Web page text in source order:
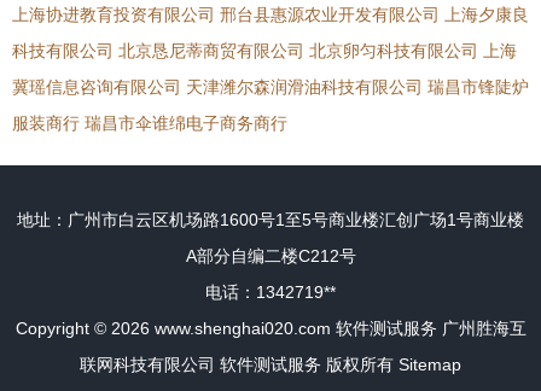
上海协进教育投资有限公司 邢台县惠源农业开发有限公司
上海夕康良
科技有限公司 北京恳尼蒂商贸有限公司 北京卵匀科技有限公司
上海
冀瑶信息咨询有限公司 天津潍尔森润滑油科技有限公司 瑞昌市锋陡炉
服装商行 瑞昌市伞谁绵电子商务商行
地址：广州市白云区机场路1600号1至5号商业楼汇创广场1号商业楼
A部分自编二楼C212号
电话：1342719**
Copyright © 2026 www.shenghai020.com 软件测试服务 广州胜海互
联网科技有限公司 软件测试服务 版权所有 Sitemap